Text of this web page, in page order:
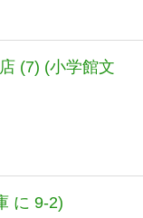
(7) (小学館文
に 9-2)